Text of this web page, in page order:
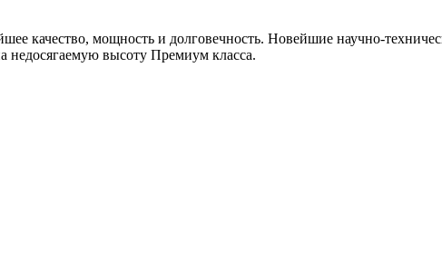
качество, мощность и долговечность. Новейшие научно-
недосягаемую высоту Премиум класса.